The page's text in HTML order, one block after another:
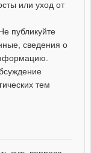
или уход от
публикуйте
сведения о
тем